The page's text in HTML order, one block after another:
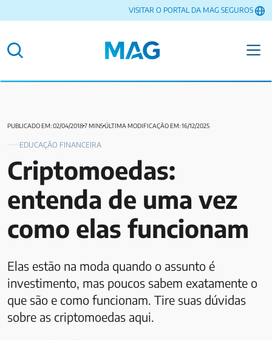
VISITAR O PORTAL DA MAG SEGUROS
PUBLICADO EM: 02/04/20187 MINSÚLTIMA MODIFICAÇÃO EM: 16/12/2025
EDUCAÇÃO FINANCEIRA
Criptomoedas:
entenda de uma vez
como elas funcionam
Elas estão na moda quando o assunto é
investimento, mas poucos sabem exatamente o
que são e como funcionam. Tire suas dúvidas
sobre as criptomoedas aqui.